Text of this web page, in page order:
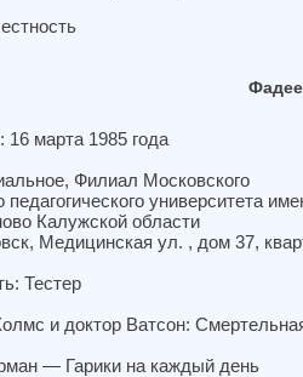
16 марта 1985 года
Филиал Московского
педагогического университета
Калужской области
Медицинская ул. , дом 37,
Тестер
и доктор Ватсон:
— Гарики на каждый день